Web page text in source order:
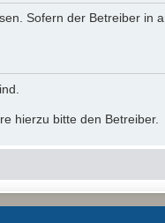
Sofern der Betreiber
hierzu bitte den Betreiber.